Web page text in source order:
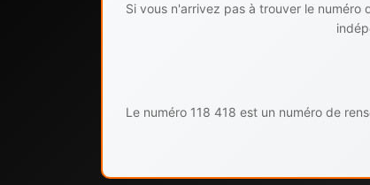
Si vous n'arrivez pas à trouver le
Le numéro 118 418 est un numéro de